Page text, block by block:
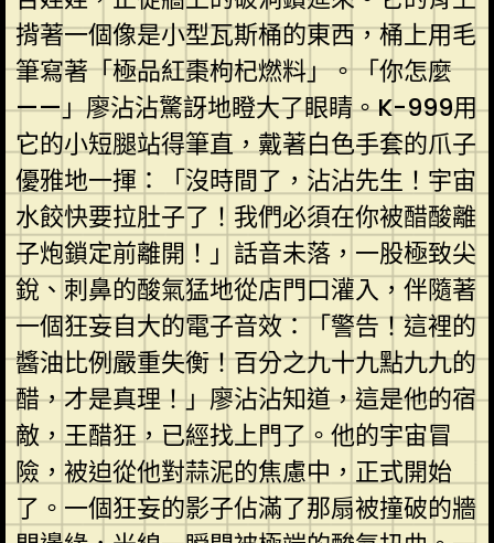
揹著一個像是小型瓦斯桶的東西，桶上用毛
筆寫著「極品紅棗枸杞燃料」。「你怎麼
——」廖沾沾驚訝地瞪大了眼睛。K-999用
它的小短腿站得筆直，戴著白色手套的爪子
優雅地一揮：「沒時間了，沾沾先生！宇宙
水餃快要拉肚子了！我們必須在你被醋酸離
子炮鎖定前離開！」話音未落，一股極致尖
銳、刺鼻的酸氣猛地從店門口灌入，伴隨著
一個狂妄自大的電子音效：「警告！這裡的
醬油比例嚴重失衡！百分之九十九點九九的
醋，才是真理！」廖沾沾知道，這是他的宿
敵，王醋狂，已經找上門了。他的宇宙冒
險，被迫從他對蒜泥的焦慮中，正式開始
了。一個狂妄的影子佔滿了那扇被撞破的牆